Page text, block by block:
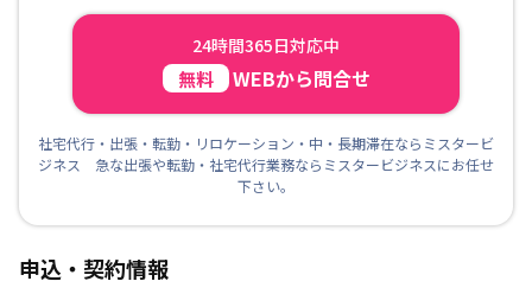
24時間365日対応中
無料 WEBから問合せ
社宅代行・出張・転勤・リロケーション・中・長期滞在ならミスタービ
ジネス 急な出張や転勤・社宅代行業務ならミスタービジネスにお任せ
下さい。
申込・契約情報